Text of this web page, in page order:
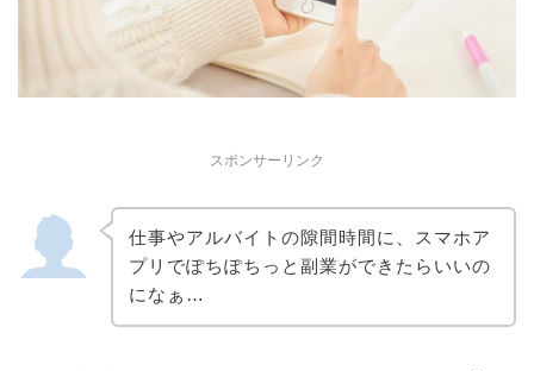
スポンサーリンク
仕事やアルバイトの隙間時間に、スマホア
プリでぽちぽちっと副業ができたらいいの
になぁ…